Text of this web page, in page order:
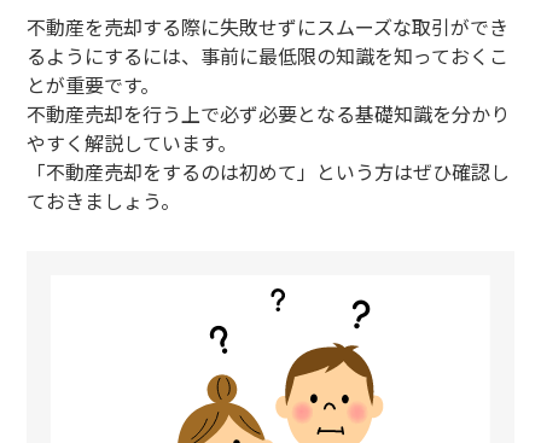
不動産を売却する際に失敗せずにスムーズな取引ができ
るようにするには、事前に最低限の知識を知っておくこ
とが重要です。
不動産売却を行う上で必ず必要となる基礎知識を分かり
やすく解説しています。
「不動産売却をするのは初めて」という方はぜひ確認し
ておきましょう。